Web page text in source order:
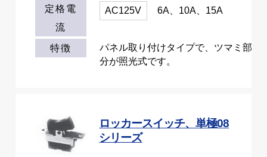
定格電
流
AC125V 6A、10A、15A
特徴
パネル取り付けタイプで、ツマミ部
分が照光式です。
ロッカースイッチ、単極08
シリーズ